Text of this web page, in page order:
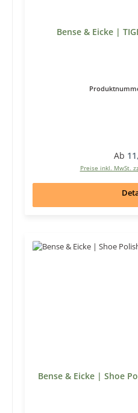
Bense & Eicke |
Ab
Preise inkl. MwSt.